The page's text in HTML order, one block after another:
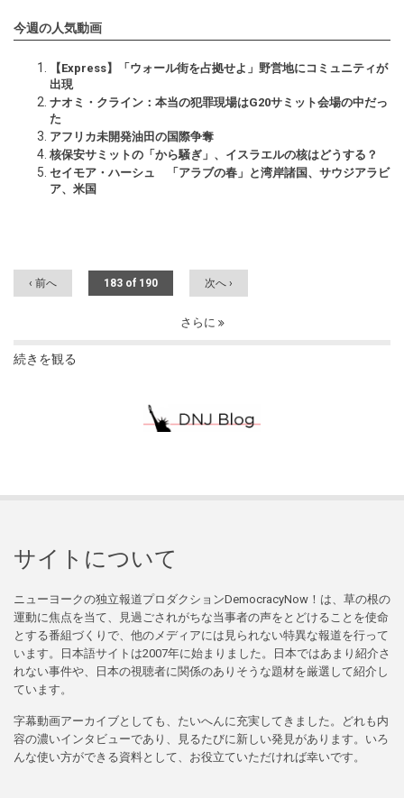
今週の人気動画
【Express】「ウォール街を占拠せよ」野営地にコミュニティが
出現
ナオミ・クライン：本当の犯罪現場はG20サミット会場の中だっ
た
アフリカ未開発油田の国際争奪
核保安サミットの「から騒ぎ」、イスラエルの核はどうする？
セイモア・ハーシュ 「アラブの春」と湾岸諸国、サウジアラビ
ア、米国
‹ 前へ 183 of 190 次へ ›
さらに
続きを観る
サイトについて
ニューヨークの独立報道プロダクションDemocracyNow！は、草の根の
運動に焦点を当て、見過ごされがちな当事者の声をとどけることを使命
とする番組づくりで、他のメディアには見られない特異な報道を行って
います。日本語サイトは2007年に始まりました。日本ではあまり紹介さ
れない事件や、日本の視聴者に関係のありそうな題材を厳選して紹介し
ています。
字幕動画アーカイブとしても、たいへんに充実してきました。どれも内
容の濃いインタビューであり、見るたびに新しい発見があります。いろ
んな使い方ができる資料として、お役立ていただければ幸いです。